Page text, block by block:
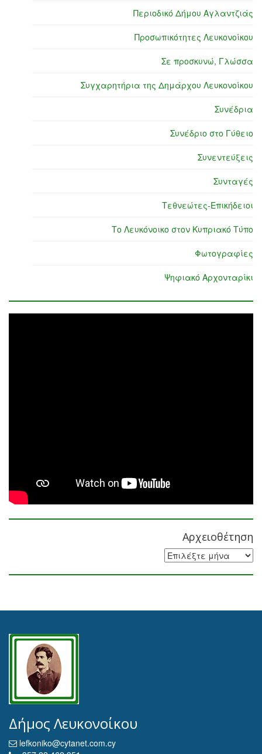
Περιοδικό Δήμου Αγλαντζιάς
Προσωπικότητες Λευκονοίκου
Σε προσκυνώ, Γλώσσα
Συγχαρητήρια της Δημάρχου Λευκονοίκου
Συνέδρια
Συνέδριο στο Γύθειο
Συνεντεύξεις
Συνταγές
Τεθνεώτες-Επικήδειοι
Το Λευκόνοικο στον Κυπριακό Τύπο
Φωτογραφίες
Ψηφιακό Αρχονταρίκι
Αρχειοθέτηση
Αρχειοθέτηση
Δήμος Λευκονοίκου
lefkoniko@cytanet.com.cy